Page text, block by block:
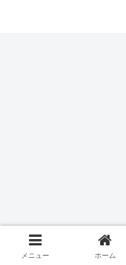
メニュー ホーム